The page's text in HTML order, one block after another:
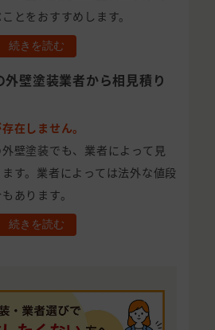
とをおすすめします。
続きを読む
壁塗装業者から相見積り
在しません。
壁塗装でも、業者によって見
す。業者によっては法外な値段
あります。
続きを読む